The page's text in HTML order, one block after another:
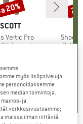
MERKKI
SCOTT
Vertic Pro
0,0(0)
20%
Tuote
Shoe
myös lisäpalveluja
personoidaksemme
median toimintoja.
ja
verkkosivustoamme;
maissa ilman riittäviä